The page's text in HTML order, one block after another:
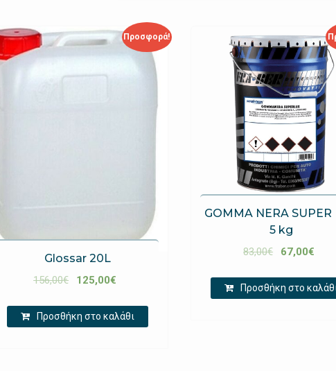
Προσφορά!
Glossar 20L
156,00€ 125,00€
Προσθήκη στο καλάθι
GOMMA NERA SUPER
5 kg
83,00€ 67,00€
Προσθήκη στο